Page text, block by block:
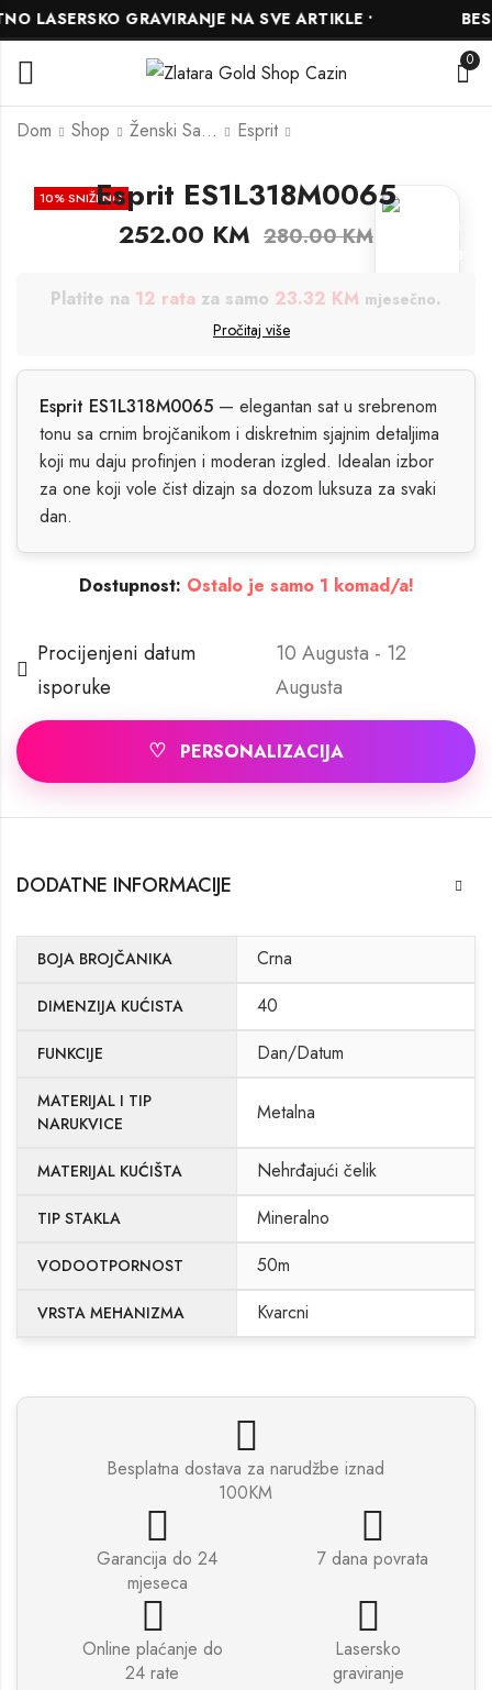
GRAVIRANJE NA SVE ARTIKLE •
0
Dom Shop Ženski Satovi Esprit
Esprit ES1L338M0115
315.00KM
Esprit ES1L319M0035
234.00
10% SNIŽENO
GRAVIRANJE
Esprit ES1L318M0065
252.00 KM 280.00KM
Platite na 24 rate za samo11.85 KM mjesečno.
Pročitaj više
Esprit ES1L318M0065 — elegantan sat u srebrenom
tonu sa crnim brojčanikom i diskretnim sjajnim detaljima
koji mu daju profinjen i moderan izgled. Idealan izbor
za one koji vole čist dizajn sa dozom luksuza za svaki
dan.
Dostupnost: Ostalo je samo 1 komad/a!
Procijenjeni datum
isporuke
10 Augusta - 12
Augusta
♡ PERSONALIZACIJA
DODATNE INFORMACIJE
BOJA BROJČANIKA Crna
DIMENZIJA KUĆISTA 40
FUNKCIJE Dan/Datum
MATERIJAL I TIP
NARUKVICE
Metalna
MATERIJAL KUĆIŠTA Nehrđajući čelik
TIP STAKLA Mineralno
VODOOTPORNOST 50m
VRSTA MEHANIZMA Kvarcni
Besplatna dostava za narudžbe iznad
100KM
Garancija do 24
mjeseca
7 dana povrata
Online plaćanje do
24 rate
Lasersko
graviranje